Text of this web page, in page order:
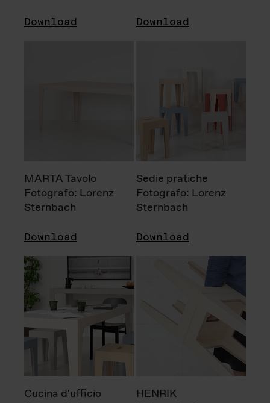
Download Download
MARTA Tavolo
Fotografo: Lorenz
Sternbach
Download
Sedie pratiche
Fotografo: Lorenz
Sternbach
Download
Cucina d'ufficio
HENRIK